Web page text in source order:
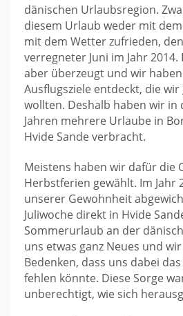
dänischen Urlaubsregion.
diesem Urlaub weder mit
mit dem Wetter zufrieden,
verregneter Juni im Jahr
aber überzeugt und wir
Ausflugsziele entdeckt, die
wollten. Deshalb haben wir in
Jahren mehrere Urlaube in
Hvide Sande verbracht.
Meistens haben wir dafür die
Herbstferien gewählt. Im Jahr
unserer Gewohnheit
Juliwoche direkt in Hvide
Sommerurlaub an der
uns etwas ganz Neues und
Bedenken, dass uns dabei
fehlen könnte. Diese Sorge
unberechtigt, wie sich